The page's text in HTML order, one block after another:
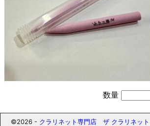
数量
©2026 - クラリネット専門店 ザ クラリネッ